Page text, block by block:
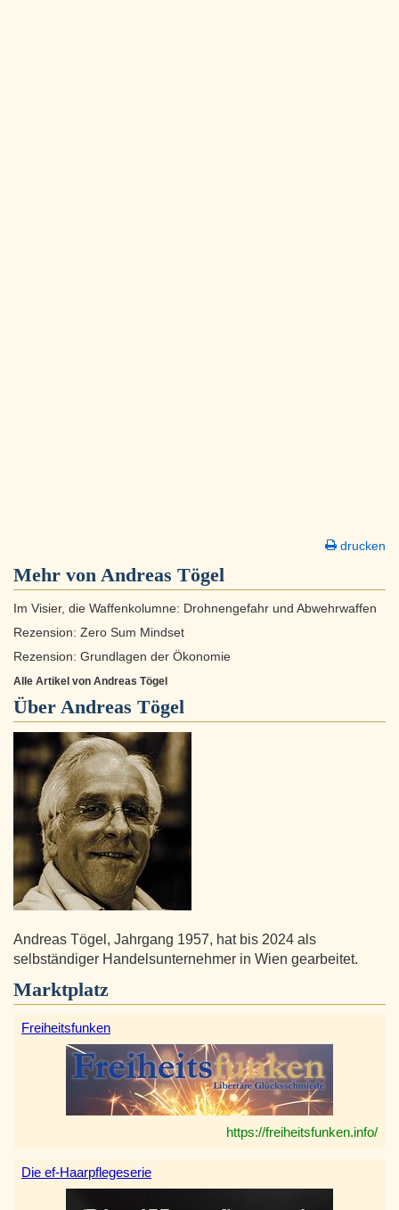
drucken
Mehr von Andreas Tögel
Im Visier, die Waffenkolumne: Drohnengefahr und Abwehrwaffen
Rezension: Zero Sum Mindset
Rezension: Grundlagen der Ökonomie
Alle Artikel von Andreas Tögel
Über Andreas Tögel
Andreas Tögel, Jahrgang 1957, hat bis 2024 als
selbständiger Handelsunternehmer in Wien gearbeitet.
Marktplatz
Freiheitsfunken
https://freiheitsfunken.info/
Die ef-Haarpflegeserie